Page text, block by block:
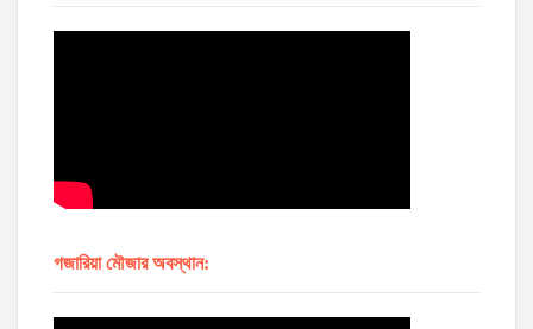
গজারিয়া মৌজার অবস্থান: